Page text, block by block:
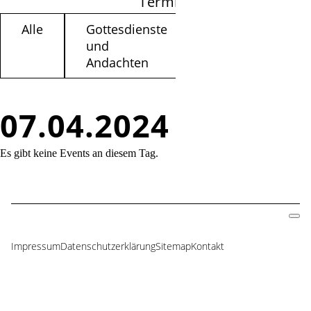
07.04.2024
Alle
Gottesdienste
und
Andachten
Es gibt keine Events an diesem Tag.
Navigation
ImpressumDatenschutzerklärungSitemapKontakt